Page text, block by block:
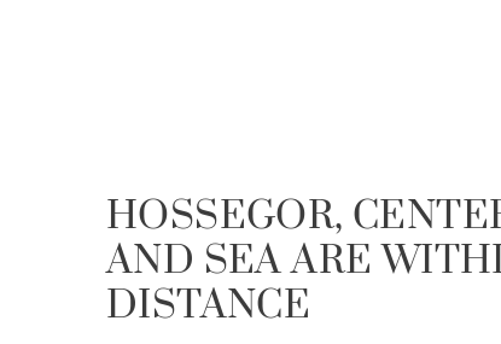
HOSSEGOR,
AND SEA ARE
DISTANCE